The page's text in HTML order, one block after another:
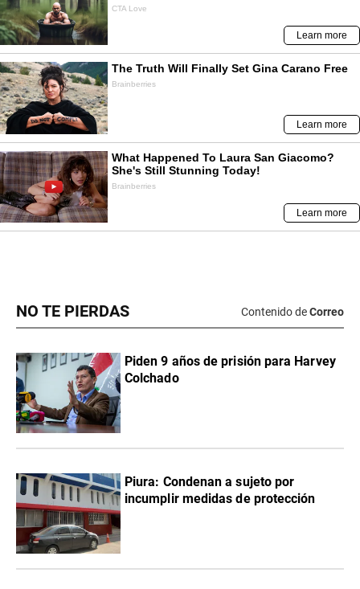
NO TE PIERDAS Contenido deCorreo
Piden 9 años de prisión para Harvey
Colchado
Piura: Condenan a sujeto por
incumplir medidas de protección